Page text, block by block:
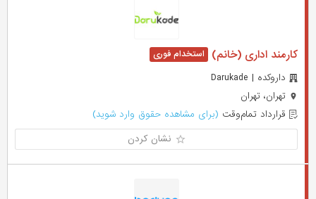
کارمند اداری (خانم)
داروکده | Darukade
تهران، تهران
قرارداد تمام‌وقت (برای مشاهده حقوق وارد شوید)
نشان کردن